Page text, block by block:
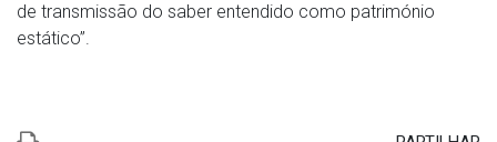
de transmissão do saber entendido como património
estático”.